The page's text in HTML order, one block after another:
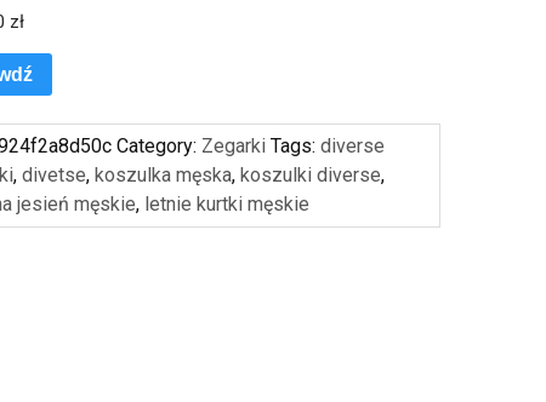
zł
Category: Zegarki Tags:diverse
,divetse,koszulka męska,koszulki diverse,
jesień męskie, letnie kurtki męskie